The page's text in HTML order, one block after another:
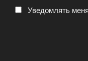
Уведомлять